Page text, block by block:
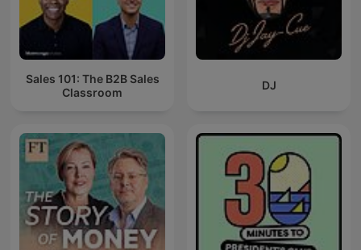
Sales 101: The B2B Sales
Classroom
DJ